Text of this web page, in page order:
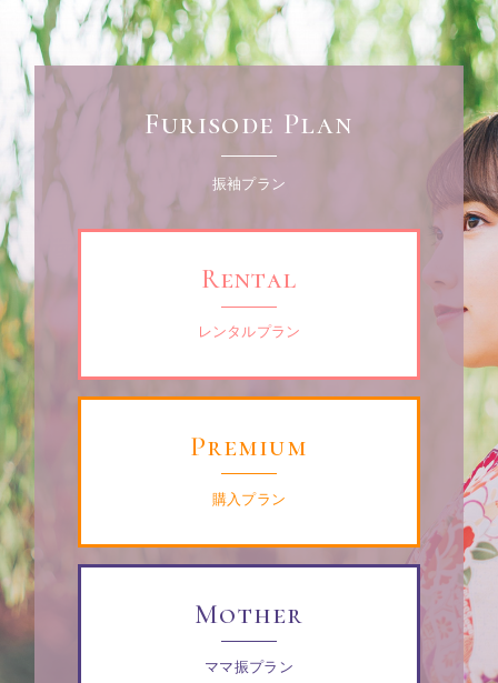
Furisode Plan
振袖プラン
Rental
レンタルプラン
Premium
購入プラン
Mother
ママ振プラン